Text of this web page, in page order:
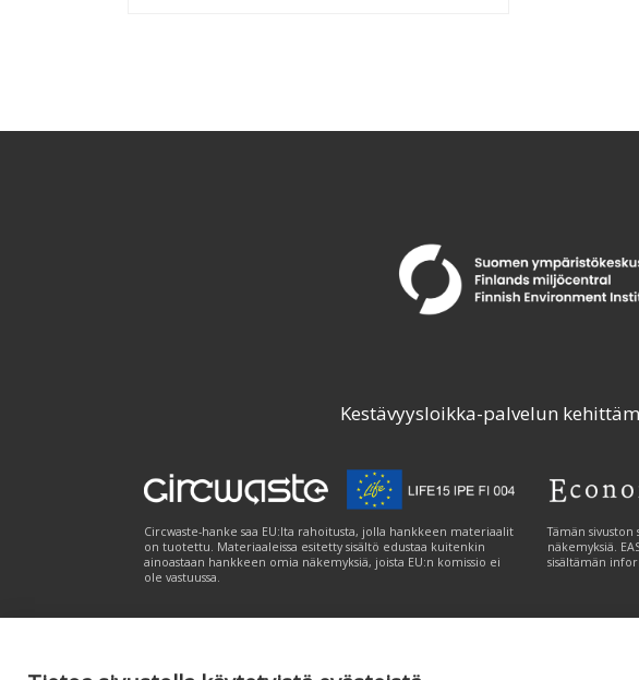
Kestävyysloikka-palvelun
Circwaste-hanke saa EU:lta rahoitusta, jolla hankkeen materiaalit
on tuotettu. Materiaaleissa esitetty sisältö edustaa kuitenkin
ainoastaan hankkeen omia näkemyksiä, joista EU:n komissio ei
ole vastuussa.
Tämän
näkemyksiä.
sisältämän